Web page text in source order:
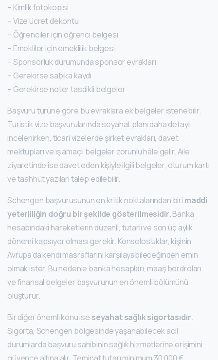
– Kimlik fotokopisi
– Vize ücret dekontu
– Öğrenciler için öğrenci belgesi
– Emekliler için emeklilik belgesi
– Sponsorluk durumunda sponsor evrakları
– Gerekirse sabıka kaydı
– Gerekirse noter tasdikli belgeler
Başvuru türüne göre bu evraklara ek belgeler istenebilir.
Turistik vize başvurularında seyahat planı daha detaylı
incelenirken, ticari vizelerde şirket evrakları, davet
mektupları ve iş amaçlı belgeler zorunlu hâle gelir. Aile
ziyaretinde ise davet eden kişiyle ilgili belgeler, oturum kartı
ve taahhüt yazıları talep edilebilir.
Schengen başvurusunun en kritik noktalarından biri maddi
yeterliliğin doğru bir şekilde gösterilmesidir. Banka
hesabındaki hareketlerin düzenli, tutarlı ve son üç aylık
dönemi kapsıyor olması gerekir. Konsolosluklar, kişinin
Avrupa’da kendi masraflarını karşılayabileceğinden emin
olmak ister. Bu nedenle banka hesapları, maaş bordroları
ve finansal belgeler başvurunun en önemli bölümünü
oluşturur.
Bir diğer önemli konu ise seyahat sağlık sigortasıdır.
Sigorta, Schengen bölgesinde yaşanabilecek acil
durumlarda başvuru sahibinin sağlık hizmetlerine erişimini